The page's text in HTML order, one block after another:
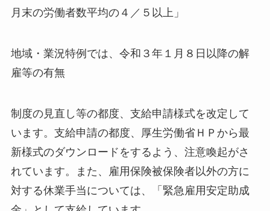
月末の労働者数平均の４／５以上」
地域・業況特例では、令和３年１月８日以降の解
雇等の有無
制度の見直し等の都度、支給申請様式を改定して
います。支給申請の都度、厚生労働省ＨＰから最
新様式のダウンロードをするよう、注意喚起がさ
れています。また、雇用保険被保険者以外の方に
対する休業手当については、「緊急雇用安定助成